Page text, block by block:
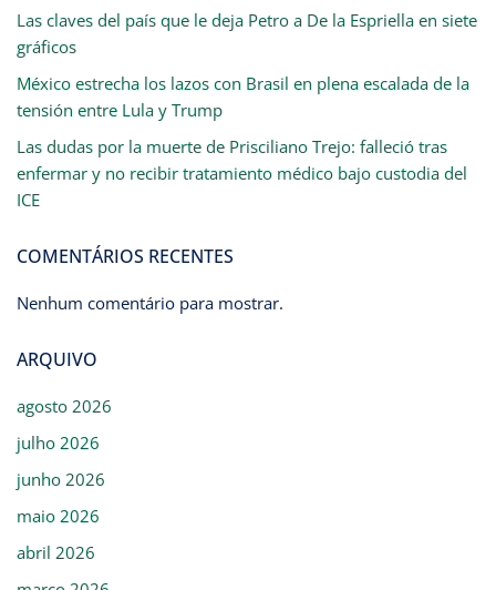
Las claves del país que le deja Petro a De la Espriella en siete
gráficos
México estrecha los lazos con Brasil en plena escalada de la
tensión entre Lula y Trump
Las dudas por la muerte de Prisciliano Trejo: falleció tras
enfermar y no recibir tratamiento médico bajo custodia del
ICE
COMENTÁRIOS RECENTES
Nenhum comentário para mostrar.
ARQUIVO
agosto 2026
julho 2026
junho 2026
maio 2026
abril 2026